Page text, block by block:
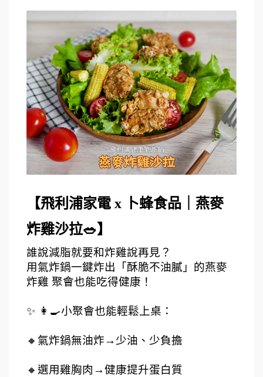
【飛利浦家電 x 卜蜂食品｜燕麥
炸雞沙拉🥗】
誰說減脂就要和炸雞說再見？
用氣炸鍋一鍵炸出「酥脆不油膩」的燕麥
炸雞 聚會也能吃得健康！
✨ 👩‍🍳小聚會也能輕鬆上桌：
🔸氣炸鍋無油炸→少油、少負擔
🔸選用雞胸肉→健康提升蛋白質